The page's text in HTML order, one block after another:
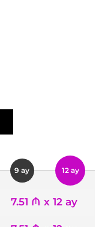
9 ay 12 ay
7.51 ₼ x 12 ay